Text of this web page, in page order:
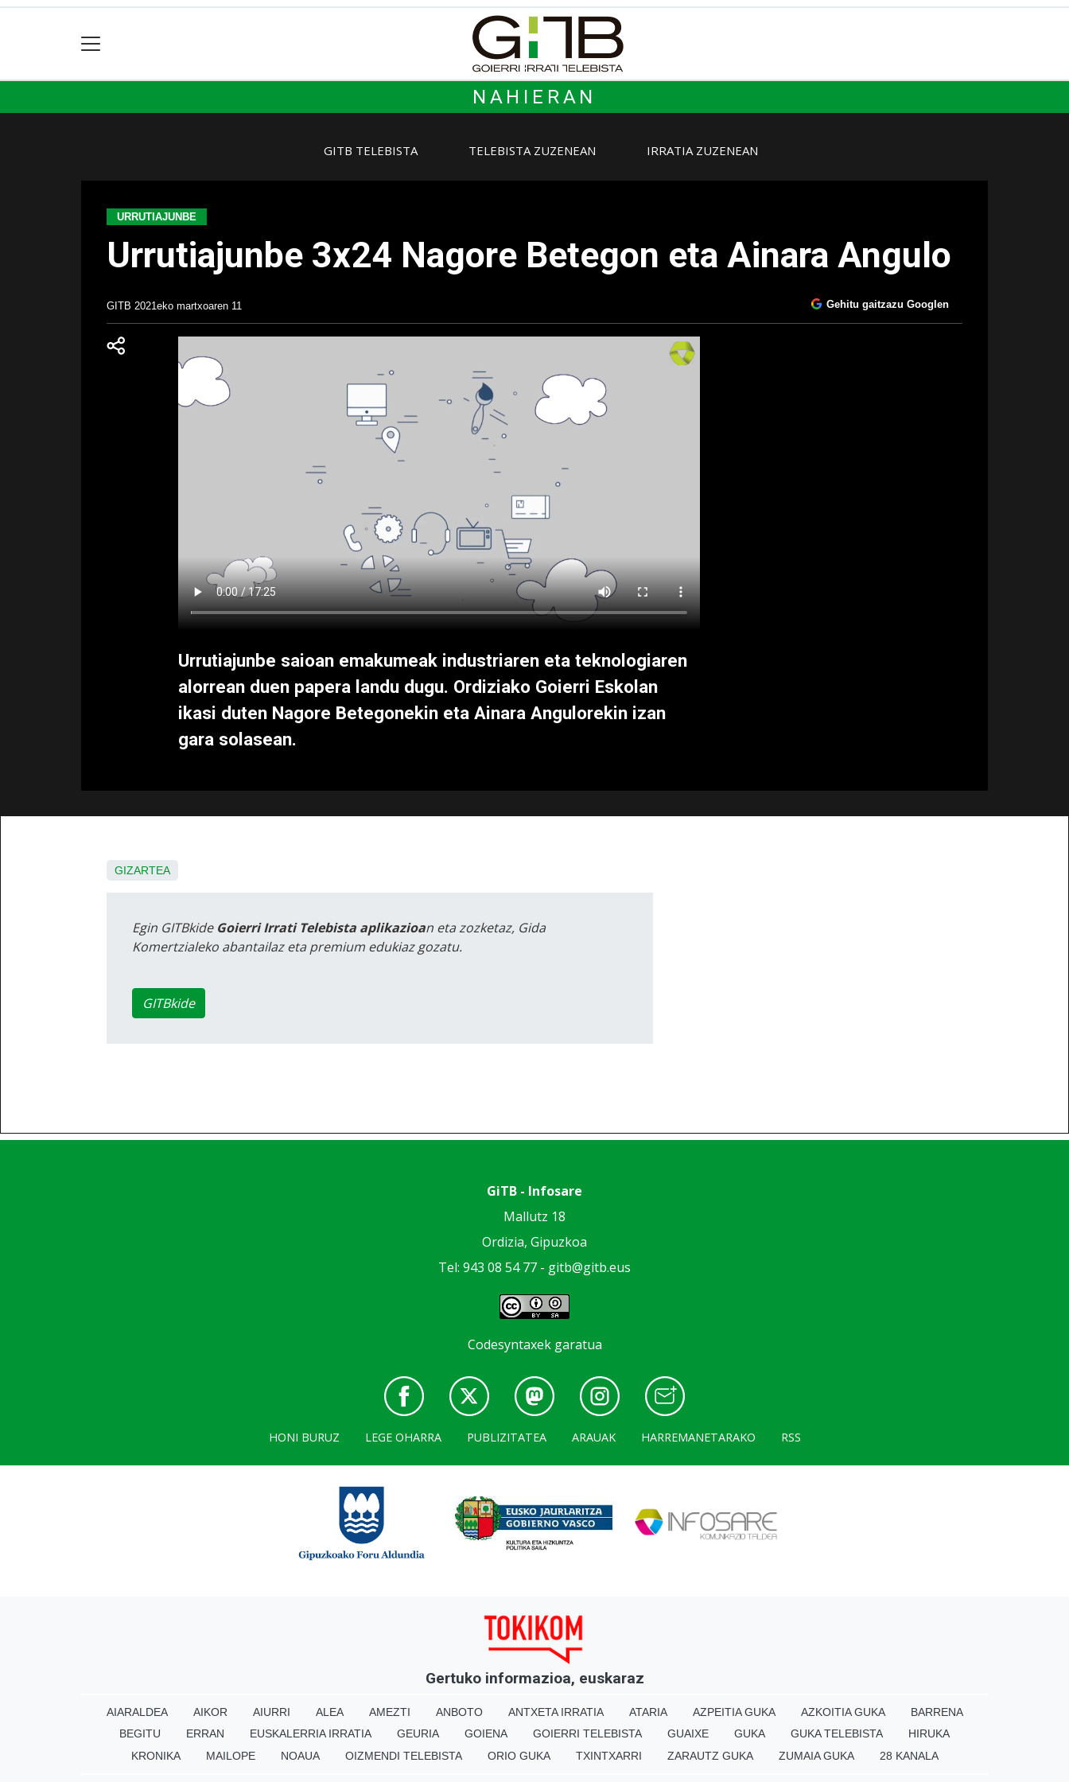
NAHIERAN
GITB TELEBISTA TELEBISTA ZUZENEAN IRRATIA ZUZENEAN
URRUTIAJUNBE
Urrutiajunbe 3x24 Nagore Betegon eta Ainara Angulo
GITB 2021eko martxoaren 11 Gehitu gaitzazu Googlen
Urrutiajunbe saioan emakumeak industriaren eta teknologiaren
alorrean duen papera landu dugu. Ordiziako Goierri Eskolan
ikasi duten Nagore Betegonekin eta Ainara Angulorekin izan
gara solasean.
GIZARTEA
Egin GITBkide Goierri Irrati Telebista aplikazioan eta zozketaz, Gida
Komertzialeko abantailaz eta premium edukiaz gozatu.
GITBkide
GiTB - Infosare
Mallutz 18
Ordizia, Gipuzkoa
Tel: 943 08 54 77 - gitb@gitb.eus
Codesyntaxek garatua
HONI BURUZ LEGE OHARRA PUBLIZITATEA ARAUAK HARREMANETARAKO RSS
Gertuko informazioa, euskaraz
AIARALDEA AIKOR AIURRI ALEA AMEZTI ANBOTO ANTXETA IRRATIA ATARIA AZPEITIA GUKA AZKOITIA GUKA
BARRENA
BEGITU
ERRAN EUSKALERRIA IRRATIA GEURIA GOIENA GOIERRI TELEBISTA GUAIXE GUKA GUKA TELEBISTA
HIRUKA
KRONIKA
MAILOPE NOAUA OIZMENDI TELEBISTA ORIO GUKA TXINTXARRI ZARAUTZ GUKA ZUMAIA GUKA 28 KANALA